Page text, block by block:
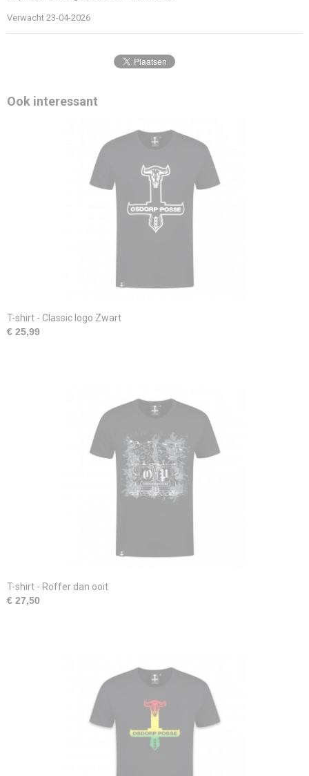
Wasvoorschrift
Verwacht 23-04-2026
Ook interessant
T-shirt - Classic logo Zwart
€ 25,99
T-shirt - Roffer dan ooit
€ 27,50